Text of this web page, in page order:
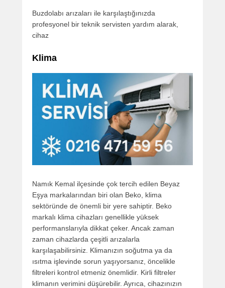
Buzdolabı arızaları ile karşılaştığınızda
profesyonel bir teknik servisten yardım alarak,
cihaz
Klima
Namık Kemal ilçesinde çok tercih edilen Beyaz
Eşya markalarından biri olan Beko, klima
sektöründe de önemli bir yere sahiptir. Beko
markalı klima cihazları genellikle yüksek
performanslarıyla dikkat çeker. Ancak zaman
zaman cihazlarda çeşitli arızalarla
karşılaşabilirsiniz. Klimanızın soğutma ya da
ısıtma işlevinde sorun yaşıyorsanız, öncelikle
filtreleri kontrol etmeniz önemlidir. Kirli filtreler
klimanın verimini düşürebilir. Ayrıca, cihazınızın